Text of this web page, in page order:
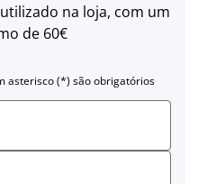
na loja, com um
de 60€
asterisco (*) são obrigatórios